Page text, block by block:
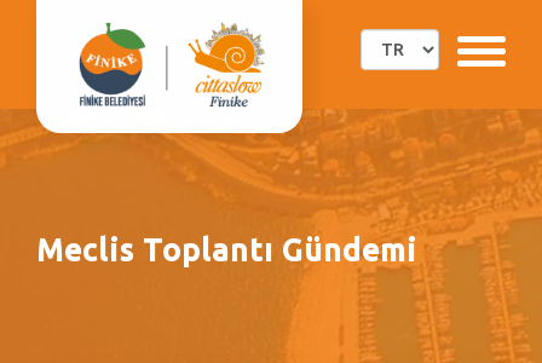
Meclis Toplantı Gündemi